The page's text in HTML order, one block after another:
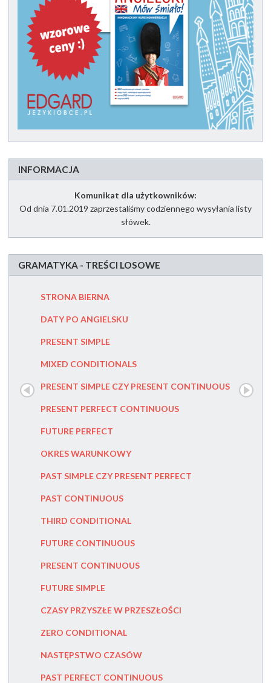
INFORMACJA
Komunikat dla użytkowników:
Od dnia 7.01.2019 zaprzestaliśmy codziennego wysyłania listy
słówek.
GRAMATYKA - TREŚCI LOSOWE
STRONA BIERNA
DATY PO ANGIELSKU
PRESENT SIMPLE
MIXED CONDITIONALS
PRESENT SIMPLE CZY PRESENT CONTINUOUS
PRESENT PERFECT CONTINUOUS
FUTURE PERFECT
OKRES WARUNKOWY
PAST SIMPLE CZY PRESENT PERFECT
PAST CONTINUOUS
THIRD CONDITIONAL
FUTURE CONTINUOUS
PRESENT CONTINUOUS
FUTURE SIMPLE
CZASY PRZYSZŁE W PRZESZŁOŚCI
ZERO CONDITIONAL
NASTĘPSTWO CZASÓW
PAST PERFECT CONTINUOUS
FIRST